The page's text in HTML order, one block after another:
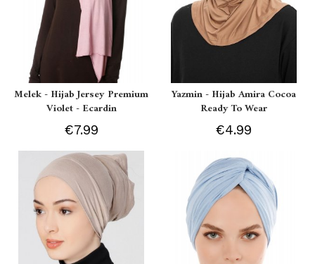
Melek - Hijab Jersey Premium
Violet - Ecardin
€7.99
Yazmin - Hijab Amira Cocoa
Ready To Wear
€4.99